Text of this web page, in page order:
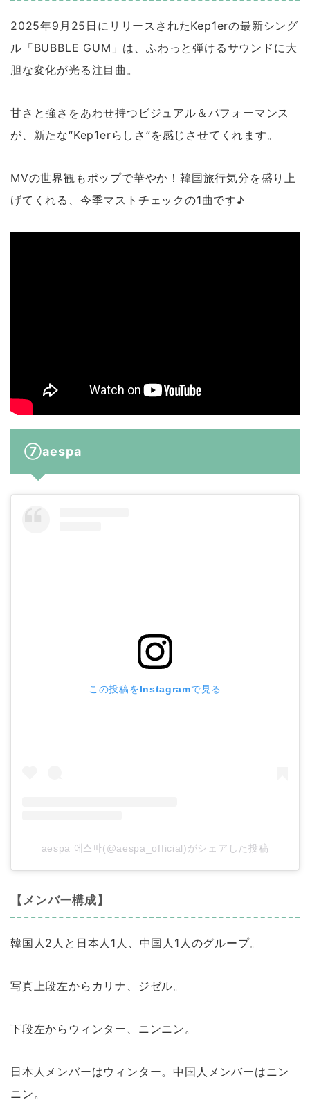
2025年9月25日にリリースされたKep1erの最新シング
ル「BUBBLE GUM」は、ふわっと弾けるサウンドに大
胆な変化が光る注目曲。
甘さと強さをあわせ持つビジュアル＆パフォーマンス
が、新たな“Kep1erらしさ”を感じさせてくれます。
MVの世界観もポップで華やか！韓国旅行気分を盛り上
げてくれる、今季マストチェックの1曲です♪
⑦aespa
この投稿をInstagramで見る
aespa 에스파(@aespa_official)がシェアした投稿
【メンバー構成】
韓国人2人と日本人1人、中国人1人のグループ。
写真上段左からカリナ、ジゼル。
下段左からウィンター、ニンニン。
日本人メンバーはウィンター。中国人メンバーはニン
ニン。